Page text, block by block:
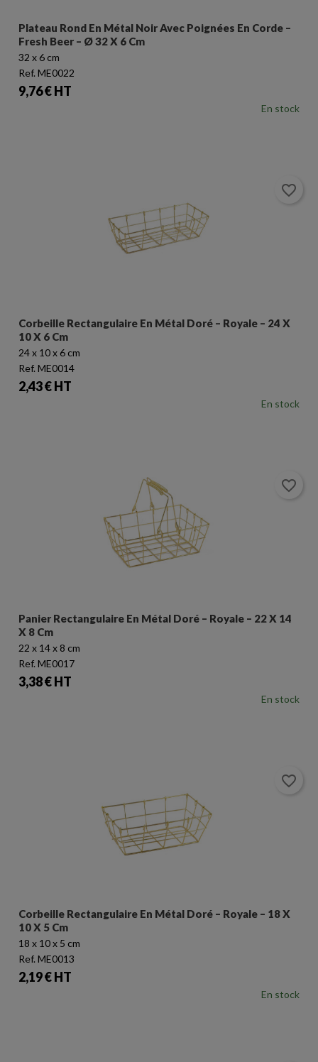
Plateau Rond En Métal Noir Avec Poignées En Corde –
Fresh Beer – Ø 32 X 6 Cm
32 x 6 cm
Ref. ME0022
Prix
9,76 € HT
En stock
Corbeille Rectangulaire En Métal Doré – Royale – 24 X
10 X 6 Cm
24 x 10 x 6 cm
Ref. ME0014
Prix
2,43 € HT
En stock
favorite_border
Panier Rectangulaire En Métal Doré – Royale – 22 X 14
X 8 Cm
22 x 14 x 8 cm
Ref. ME0017
Prix
3,38 € HT
En stock
favorite_border
Corbeille Rectangulaire En Métal Doré – Royale – 18 X
10 X 5 Cm
18 x 10 x 5 cm
Ref. ME0013
Prix
2,19 € HT
En stock
favorite_border